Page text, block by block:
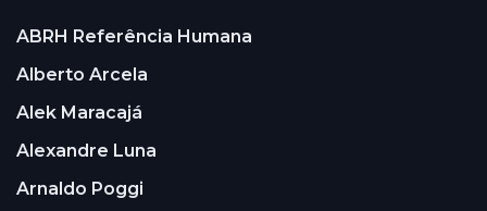
ABRH Referência Humana
Alberto Arcela
Alek Maracajá
Alexandre Luna
Arnaldo Poggi